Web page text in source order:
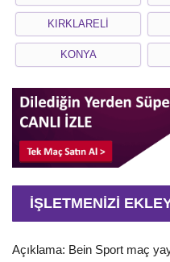
KIRKLARELİ
KONYA
İŞLETMENİZİ
Açıklama: Bein Sport maç